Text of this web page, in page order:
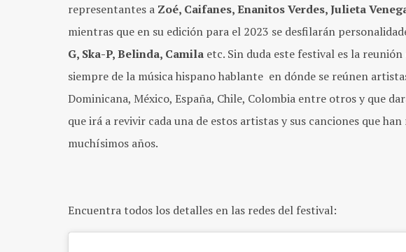
representantes a Zoé, Caifanes, Enanitos Verdes, Julieta
mientras que en su edición para el 2023 se desfilarán
G, Ska-P, Belinda, Camila etc. Sin duda este festival es la
siempre de la música hispano hablante en dónde se reúnen
Dominicana, México, España, Chile, Colombia entre otros y que
que irá a revivir cada una de estos artistas y sus canciones que
muchísimos años.
Encuentra todos los detalles en las redes del festival: